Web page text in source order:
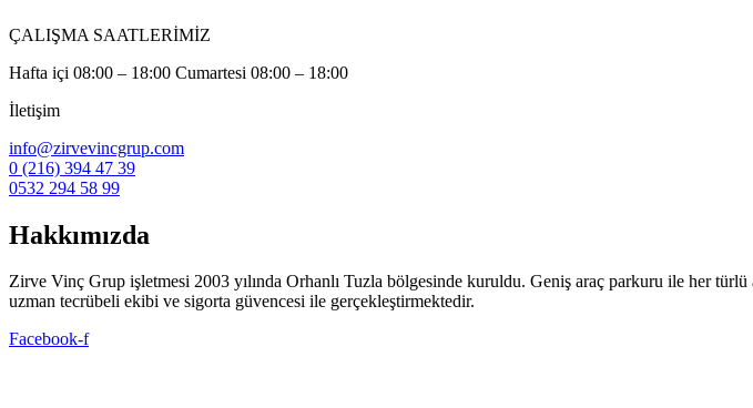
ÇALIŞMA SAATLERİMİZ
Hafta içi 08:00 – 18:00 Cumartesi 08:00 – 18:00
İletişim
info@zirvevincgrup.com
0 (216) 394 47 39
0532 294 58 99
Hakkımızda
Zirve Vinç Grup işletmesi 2003 yılında Orhanlı Tuzla bölgesinde kuruldu. Geniş araç parkuru ile her
uzman tecrübeli ekibi ve sigorta güvencesi ile gerçekleştirmektedir.
Facebook-f